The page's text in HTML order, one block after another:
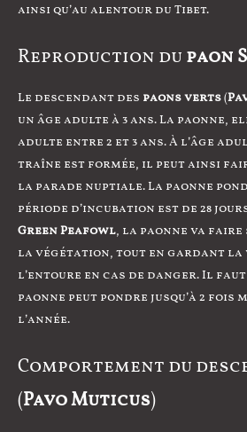
ainsi qu’au alentour du Tibet.
Reproduction du paon
Le descendant des paons verts(
un âge adulte à 3 ans. La paonne,
adulte entre 2 et 3 ans. À l’âge
traîne est formée, il peut ainsi
la parade nuptiale. La paonne
période d’incubation est de 28
Green Peafowl, la paonne va faire
la végétation, tout en gardant la
l’entoure en cas de danger. Il
paonne peut pondre jusqu’à 2 fois
l’année.
Comportement du
(Pavo Muticus)